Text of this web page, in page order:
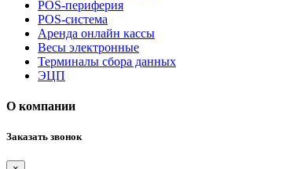
POS-периферия
POS-система
Аренда онлайн кассы
Весы электронные
Терминалы сбора данных
ЭЦП
О компании
Заказать звонок